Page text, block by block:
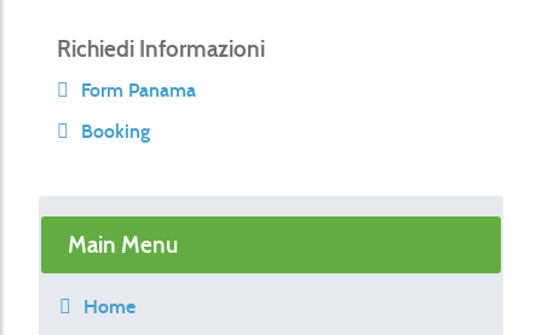
Richiedi Informazioni
Form Panama
Booking
Main Menu
Home